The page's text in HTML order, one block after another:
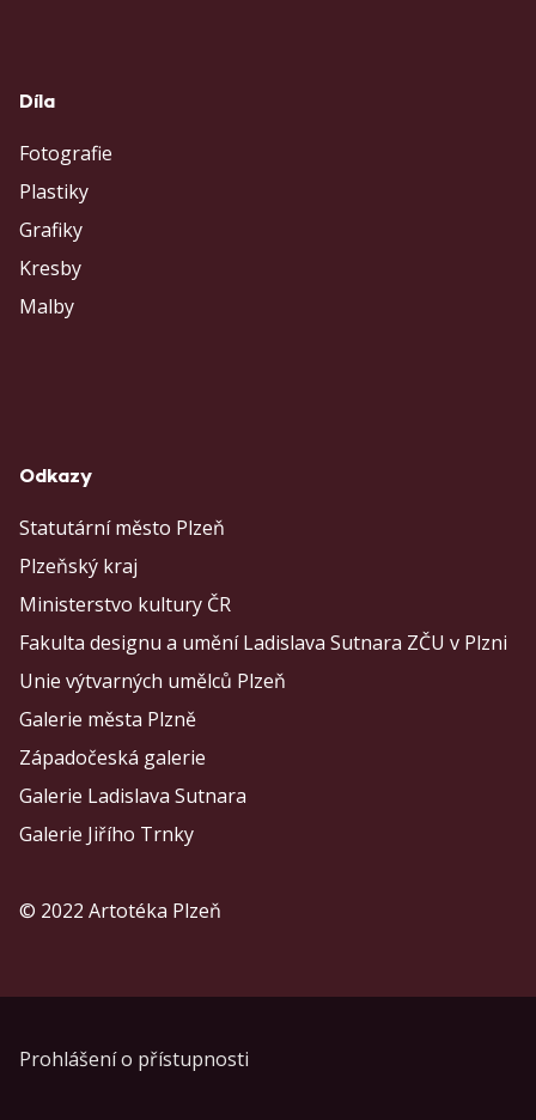
Díla
Fotografie
Plastiky
Grafiky
Kresby
Malby
Odkazy
Statutární město Plzeň
Plzeňský kraj
Ministerstvo kultury ČR
Fakulta designu a umění Ladislava Sutnara ZČU v Plzni
Unie výtvarných umělců Plzeň
Galerie města Plzně
Západočeská galerie
Galerie Ladislava Sutnara
Galerie Jiřího Trnky
© 2022 Artotéka Plzeň
Prohlášení o přístupnosti